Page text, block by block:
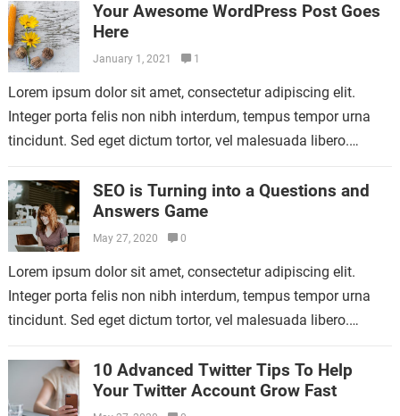
Your Awesome WordPress Post Goes
Here
January 1, 2021 1
Lorem ipsum dolor sit amet, consectetur adipiscing elit.
Integer porta felis non nibh interdum, tempus tempor urna
tincidunt. Sed eget dictum tortor, vel malesuada libero.
SEO is Turning into a Questions and
Answers Game
May 27, 2020 0
Lorem ipsum dolor sit amet, consectetur adipiscing elit.
Integer porta felis non nibh interdum, tempus tempor urna
tincidunt. Sed eget dictum tortor, vel malesuada libero.
10 Advanced Twitter Tips To Help
Your Twitter Account Grow Fast